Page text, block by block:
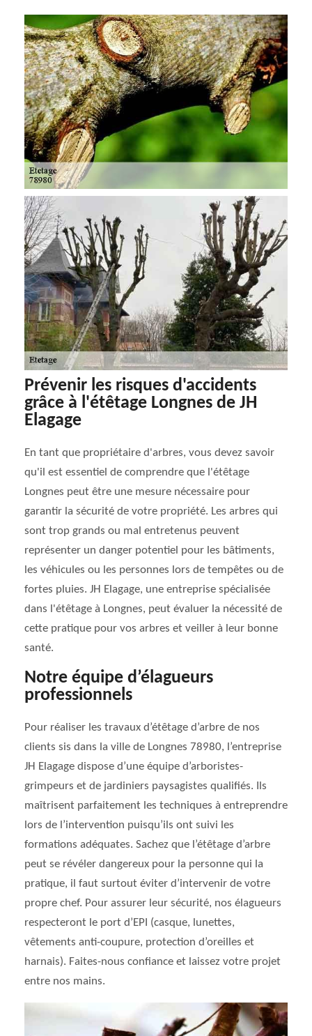
Prévenir les risques d'accidents
grâce à l'étêtage Longnes de JH
Elagage
En tant que propriétaire d'arbres, vous devez savoir
qu'il est essentiel de comprendre que l'étêtage
Longnes peut être une mesure nécessaire pour
garantir la sécurité de votre propriété. Les arbres qui
sont trop grands ou mal entretenus peuvent
représenter un danger potentiel pour les bâtiments,
les véhicules ou les personnes lors de tempêtes ou de
fortes pluies. JH Elagage, une entreprise spécialisée
dans l'étêtage à Longnes, peut évaluer la nécessité de
cette pratique pour vos arbres et veiller à leur bonne
santé.
Notre équipe d’élagueurs
professionnels
Pour réaliser les travaux d’étêtage d’arbre de nos
clients sis dans la ville de Longnes 78980, l’entreprise
JH Elagage dispose d’une équipe d’arboristes-
grimpeurs et de jardiniers paysagistes qualifiés. Ils
maîtrisent parfaitement les techniques à entreprendre
lors de l’intervention puisqu’ils ont suivi les
formations adéquates. Sachez que l’étêtage d’arbre
peut se révéler dangereux pour la personne qui la
pratique, il faut surtout éviter d’intervenir de votre
propre chef. Pour assurer leur sécurité, nos élagueurs
respecteront le port d’EPI (casque, lunettes,
vêtements anti-coupure, protection d’oreilles et
harnais). Faites-nous confiance et laissez votre projet
entre nos mains.